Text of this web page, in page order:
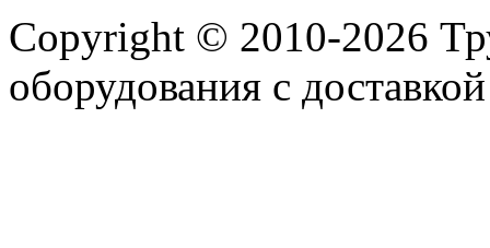
Copyright © 2010-2026
оборудования с